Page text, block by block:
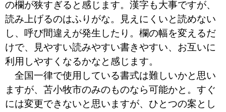
の欄が狭すぎると感じます。漢字も大事ですが、
読み上げるのはふりがな。見えにくいと読めない
し、呼び間違えが発生したり。欄の幅を変えるだ
けで、見やすい読みやすい書きやすい、お互いに
利用しやすくなるかなと感じます。
全国一律で使用している書式は難しいかと思い
ますが、苫小牧市のみのものなら可能かと。すぐ
には変更できないと思いますが、ひとつの案とし